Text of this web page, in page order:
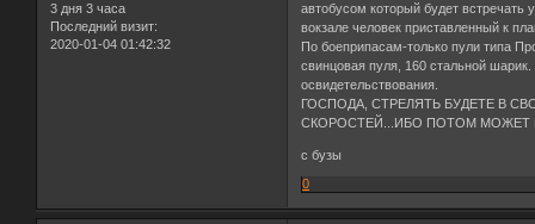
3 дня 3 часа
Последний визит:
2020-01-04 01:42:32
автобусом который будет встречать
вокзале человек приставленный к
По боеприпасам-только пули типа
свинцовая пуля, 160 стальной
освидетельствования.
ГОСПОДА, СТРЕЛЯТЬ БУДЕТЕ В
СКОРОСТЕЙ...ИБО ПОТОМ МОЖЕТ
с бузы
0